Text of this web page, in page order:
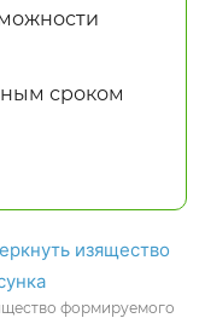
сроком
формируемого